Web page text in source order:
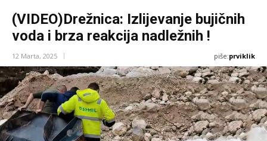
(VIDEO)Drežnica: Izlijevanje bujičnih
voda i brza reakcija nadležnih !
12 Marta, 2025 piše:prviklik